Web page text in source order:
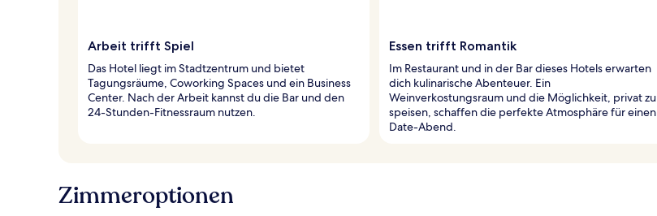
Arbeit trifft Spiel
Das Hotel liegt im Stadtzentrum und bietet
Tagungsräume, Coworking Spaces und ein Business
Center. Nach der Arbeit kannst du die Bar und den
24-Stunden-Fitnessraum nutzen.
Essen trifft Romantik
Im Restaurant und in der Bar dieses Hotels erwarten
dich kulinarische Abenteuer. Ein
Weinverkostungsraum und die Möglichkeit, privat zu
speisen, schaffen die perfekte Atmosphäre für einen
Date-Abend.
Zimmeroptionen